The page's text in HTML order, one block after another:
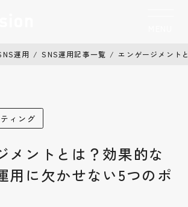
Works
Service
運用 SNS運用記事一覧 エンゲージメント
ィング
メントとは？効果的な
用に欠かせない5つのポ